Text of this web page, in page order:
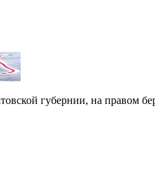
губернии, на правом